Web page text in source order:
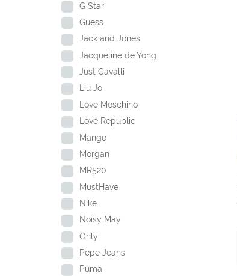
G Star
Guess
Jack and Jones
Jacqueline de Yong
Just Cavalli
Liu Jo
Love Moschino
Love Republic
Mango
Morgan
MR520
MustHave
Nike
Noisy May
Only
Pepe Jeans
Puma